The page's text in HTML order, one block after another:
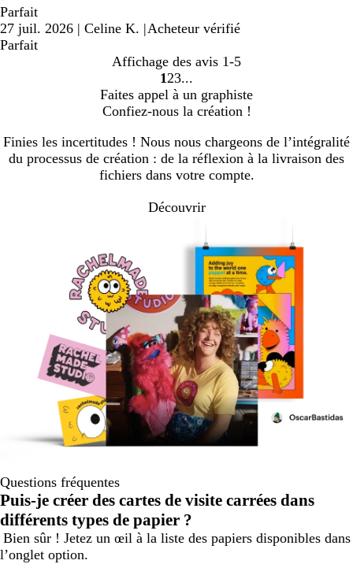
Parfait
27 juil. 2026 | Celine K. |Acheteur vérifié
Parfait
Affichage des avis 1-5
Accéder
à
la
1 Accéder
à
la
2 Accéder
à
la
3
Faites appel à un graphiste
Confiez-nous la création !
Finies les incertitudes ! Nous nous chargeons de l’intégralité
du processus de création : de la réflexion à la livraison des
fichiers dans votre compte.
Découvrir
Questions fréquentes
Puis-je créer des cartes de visite carrées dans
différents types de papier ?
Bien sûr ! Jetez un œil à la liste des papiers disponibles dans
l’onglet option.